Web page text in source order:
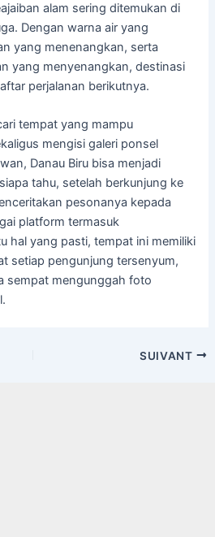
alam sering ditemukan di
Dengan warna air yang
yang menenangkan, serta
yang menyenangkan, destinasi
perjalanan berikutnya.
tempat yang mampu
mengisi galeri ponsel
Danau Biru bisa menjadi
tahu, setelah berkunjung ke
pesonanya kepada
platform termasuk
hal yang pasti, tempat ini memiliki
setiap pengunjung tersenyum,
sempat mengunggah foto
SUIVANT